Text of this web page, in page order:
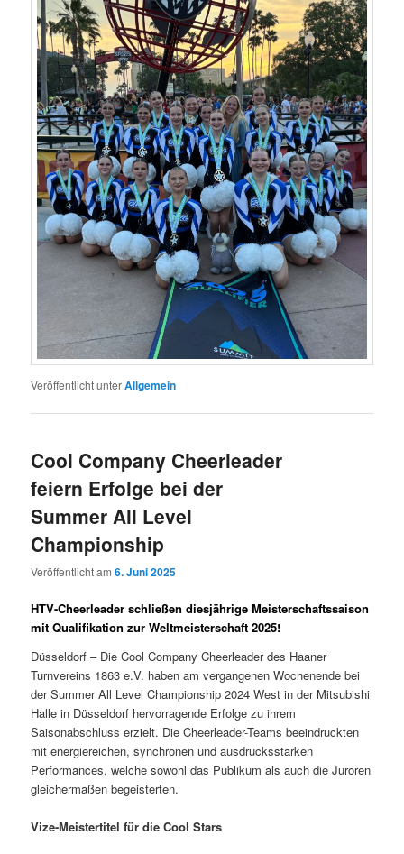
Veröffentlicht unterAllgemein
Cool Company Cheerleader
feiern Erfolge bei der
Summer All Level
Championship
Veröffentlicht am6. Juni 2025
HTV-Cheerleader schließen diesjährige Meisterschaftssaison
mit Qualifikation zur Weltmeisterschaft 2025!
Düsseldorf – Die Cool Company Cheerleader des Haaner
Turnvereins 1863 e.V. haben am vergangenen Wochenende bei
der Summer All Level Championship 2024 West in der Mitsubishi
Halle in Düsseldorf hervorragende Erfolge zu ihrem
Saisonabschluss erzielt. Die Cheerleader-Teams beeindruckten
mit energiereichen, synchronen und ausdrucksstarken
Performances, welche sowohl das Publikum als auch die Juroren
gleichermaßen begeisterten.
Vize-Meistertitel für die Cool Stars